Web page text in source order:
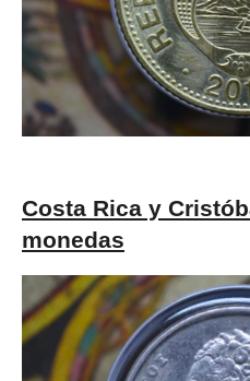
Costa Rica y
monedas